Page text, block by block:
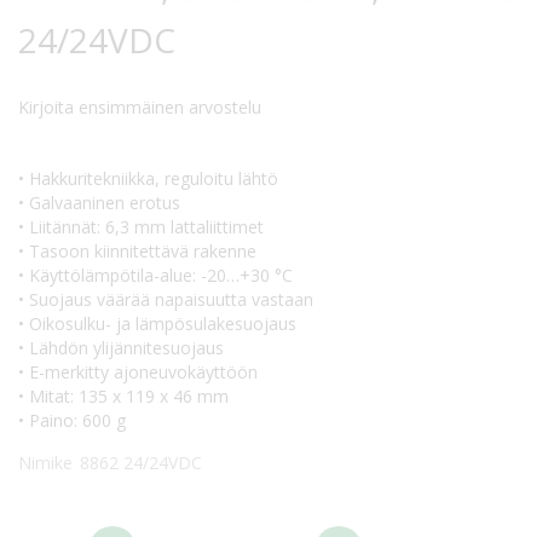
24/24VDC
Kirjoita ensimmäinen arvostelu
• Hakkuritekniikka, reguloitu lähtö
• Galvaaninen erotus
• Liitännät: 6,3 mm lattaliittimet
• Tasoon kiinnitettävä rakenne
• Käyttölämpötila-alue: -20…+30 °C
• Suojaus väärää napaisuutta vastaan
• Oikosulku- ja lämpösulakesuojaus
• Lähdön ylijännitesuojaus
• E-merkitty ajoneuvokäyttöön
• Mitat: 135 x 119 x 46 mm
• Paino: 600 g
Nimike 8862 24/24VDC